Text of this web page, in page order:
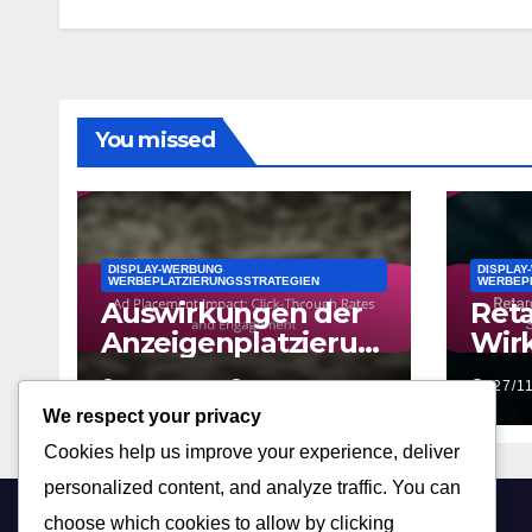
You missed
DISPLAY-WERBUNG
WERBEPLATZIERUNGSSTRATEGIEN
Auswirkungen der
Anzeigenplatzierun
g: Klickrate und
Engagement
27/11/2025 LEONIE GRAF 27/
We respect your privacy
Cookies help us improve your experience, deliver
personalized content, and analyze traffic. You can
choose which cookies to allow by clicking